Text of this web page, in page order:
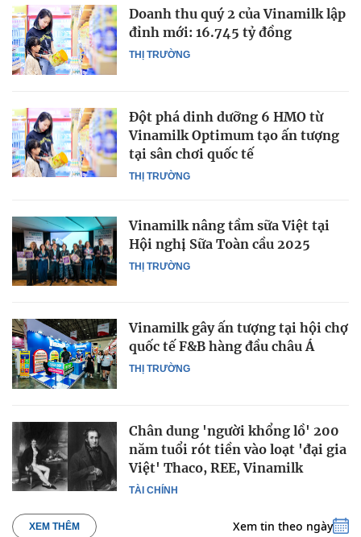
THỊ TRƯỜNG
Doanh thu quý 2 của Vinamilk lập
đỉnh mới: 16.745 tỷ đồng
THỊ TRƯỜNG
Đột phá dinh dưỡng 6 HMO từ
Vinamilk Optimum tạo ấn tượng
tại sân chơi quốc tế
THỊ TRƯỜNG
Vinamilk nâng tầm sữa Việt tại
Hội nghị Sữa Toàn cầu 2025
THỊ TRƯỜNG
Vinamilk gây ấn tượng tại hội chợ
quốc tế F&B hàng đầu châu Á
TÀI CHÍNH
Chân dung 'người khổng lồ' 200
năm tuổi rót tiền vào loạt 'đại gia
Việt' Thaco, REE, Vinamilk
XEM THÊM Xem tin theo ngày